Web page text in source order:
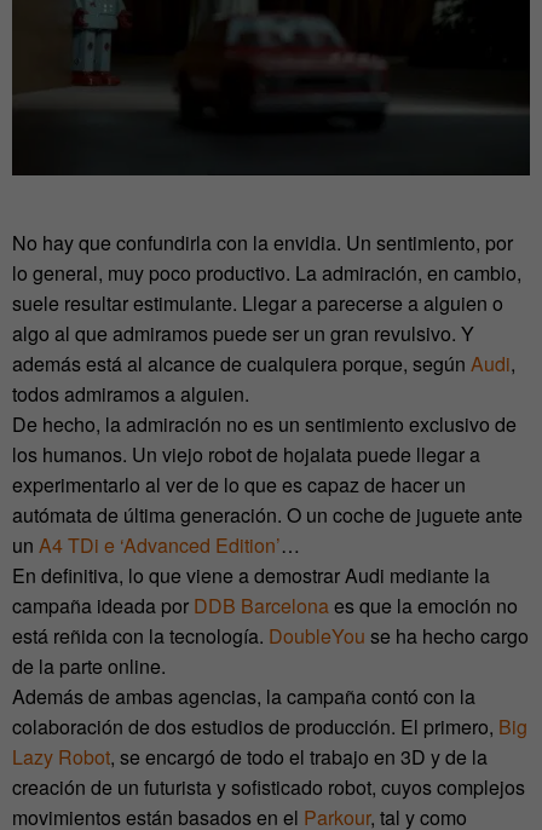
No hay que confundirla con la envidia. Un sentimiento, por
lo general, muy poco productivo. La admiración, en cambio,
suele resultar estimulante. Llegar a parecerse a alguien o
algo al que admiramos puede ser un gran revulsivo. Y
además está al alcance de cualquiera porque, según Audi,
todos admiramos a alguien.
De hecho, la admiración no es un sentimiento exclusivo de
los humanos. Un viejo robot de hojalata puede llegar a
experimentarlo al ver de lo que es capaz de hacer un
autómata de última generación. O un coche de juguete ante
un A4 TDi e ‘Advanced Edition’…
En definitiva, lo que viene a demostrar Audi mediante la
campaña ideada por DDB Barcelona es que la emoción no
está reñida con la tecnología. DoubleYou se ha hecho cargo
de la parte online.
Además de ambas agencias, la campaña contó con la
colaboración de dos estudios de producción. El primero, Big
Lazy Robot, se encargó de todo el trabajo en 3D y de la
creación de un futurista y sofisticado robot, cuyos complejos
movimientos están basados en el Parkour, tal y como